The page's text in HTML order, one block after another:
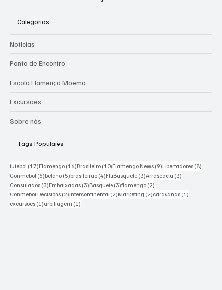
Categorias
Notícias
Ponto de Encontro
Escola Flamengo Moema
Excursões
Sobre nós
Tags Populares
futebol (17)17 posts
Flamengo (16)16 posts
Brasileiro (10)10 posts
Flamengo News (9)9 posts
Libertadores (8)
Conmebol (6)6 posts
betano (5)5 posts
brasileirão (4)4 posts
FlaBasquete (3)3 posts
Arrascaeta (3)
Consulados (3)3 posts
Embaixadas (3)3 posts
Basquete (3)3 posts
flamengo (2)
Conmebol Decisions (2)2 posts
Intercontinental (2)2 posts
Marketing (2)2 posts
caravanas (1)
excursões (1)1 post
arbitragem (1)